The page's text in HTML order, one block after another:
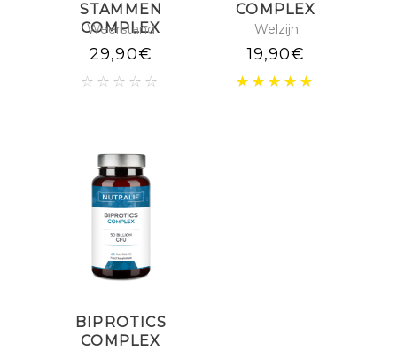
STAMMEN
COMPLEX
Weerstand
29,90€
COMPLEX
Welzijn
19,90€
BIPROTICS
COMPLEX